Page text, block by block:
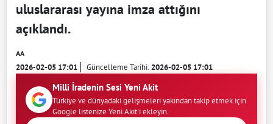
uluslararası yayına imza attığını
açıklandı.
AA
2026-02-05 17:01 Güncelleme Tarihi:2026-02-05 17:01
Milli İradenin Sesi Yeni Akit
Türkiye ve dünyadaki gelişmeleri yakından takip etmek için
Google listenize Yeni Akit'i ekleyin.